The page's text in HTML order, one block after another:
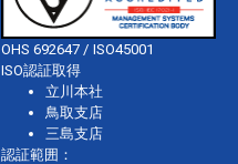
OHS 692647 / ISO45001
ISO認証取得
立川本社
鳥取支店
三島支店
認証範囲：